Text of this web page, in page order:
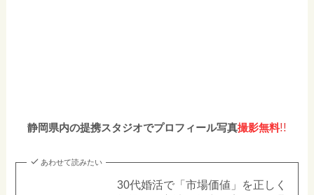
静岡県内の提携スタジオでプロフィール写真撮影無料!!
あわせて読みたい
30代婚活で「市場価値」を正しく